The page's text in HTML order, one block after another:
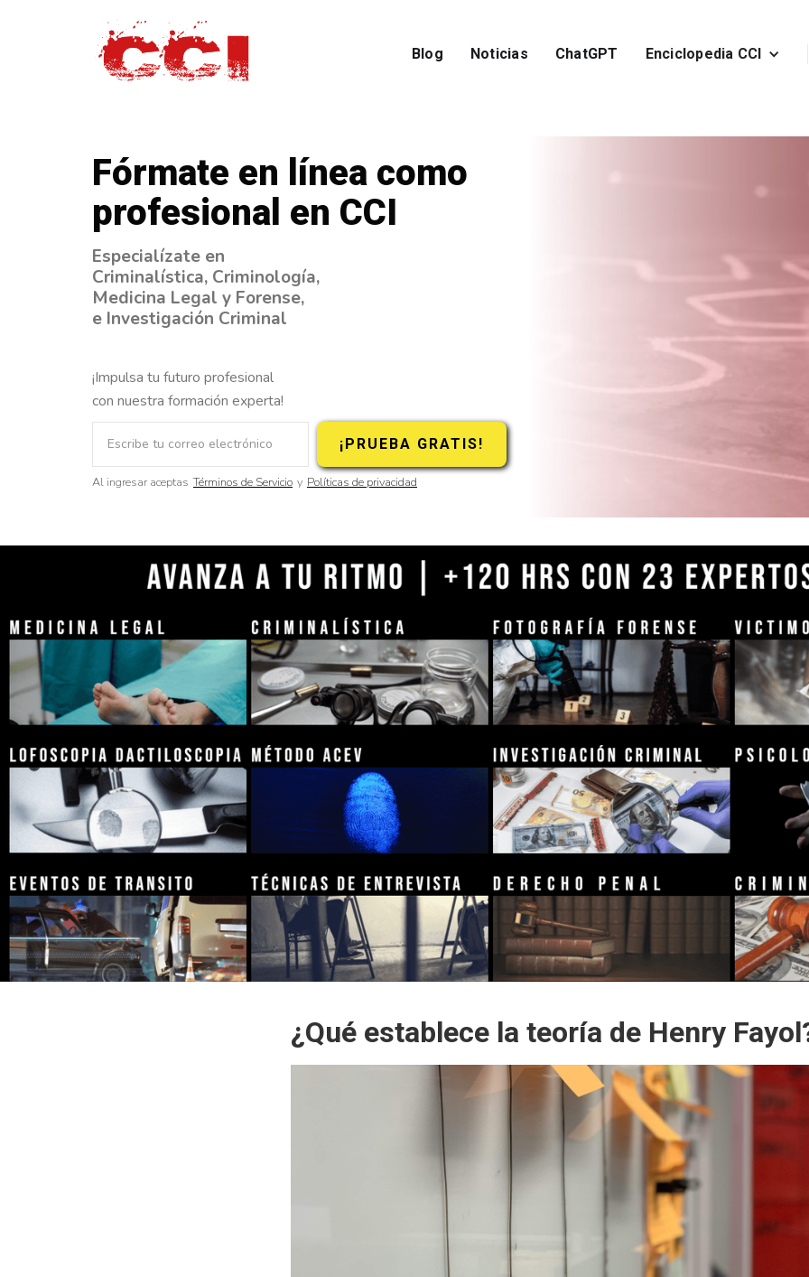
Blog Noticias ChatGPT Enciclopedia CCI
Fórmate en línea como
profesional en CCI
Especialízate en
Criminalística, Criminología,
Medicina Legal y Forense,
e Investigación Criminal
¡Impulsa tu futuro profesional
con nuestra formación experta!
Al ingresar aceptas Términos de Servicio y Políticas de privacidad
¿Qué establece la teoría de Henry